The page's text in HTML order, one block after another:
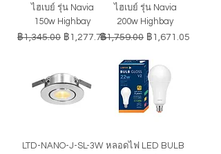
ไฮเบย์ รุ่น Navia
150w Highbay
ราคาปกติ
฿1,345.00 ราคาขายลด
฿1,277.75
ไฮเบย์ รุ่น Navia
200w Highbay
ราคาปกติ
฿1,759.00 ราคาขายลด
฿1,671.05
LTD-NANO-J-SL-3W หลอดไฟ LED BULB